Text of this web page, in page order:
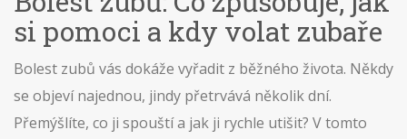
si pomoci a kdy volat zubaře
Bolest zubů vás dokáže vyřadit z běžného života. Někdy
se objeví najednou, jindy přetrvává několik dní.
Přemýšlíte, co ji spouští a jak ji rychle utišit? V tomto